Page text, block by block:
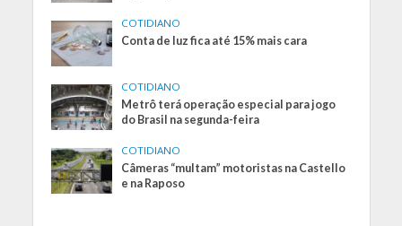
COTIDIANO
Conta de luz fica até 15% mais cara
COTIDIANO
Metrô terá operação especial para jogo
do Brasil na segunda-feira
COTIDIANO
Câmeras “multam” motoristas na Castello
e na Raposo